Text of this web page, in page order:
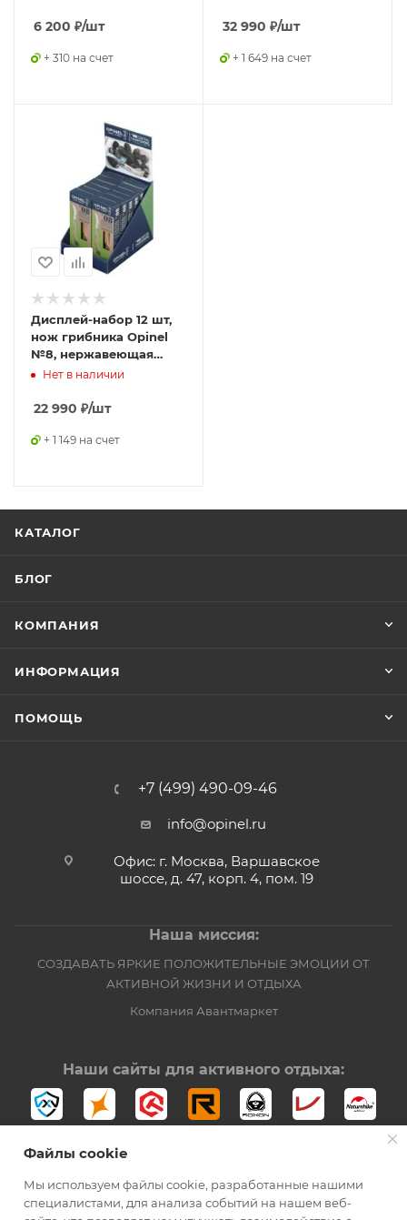
6 200 ₽/шт
+ 310 на счет
32 990 ₽/шт
+ 1 649 на счет
Дисплей-набор 12 шт,
нож грибника Opinel
№8, нержавеющая
сталь, рукоять бук,
Нет в наличии
22 990 ₽/шт
+ 1 149 на счет
КАТАЛОГ
БЛОГ
КОМПАНИЯ
ИНФОРМАЦИЯ
ПОМОЩЬ
+7 (499) 490-09-46
info@opinel.ru
Офис: г. Москва, Варшавское
шоссе, д. 47, корп. 4, пом. 19
Наша миссия:
СОЗДАВАТЬ ЯРКИЕ ПОЛОЖИТЕЛЬНЫЕ ЭМОЦИИ ОТ
АКТИВНОЙ ЖИЗНИ И ОТДЫХА
Компания Авантмаркет
Наши сайты для активного отдыха:
Файлы cookie
Мы используем файлы cookie, разработанные нашими
специалистами, для анализа событий на нашем веб-